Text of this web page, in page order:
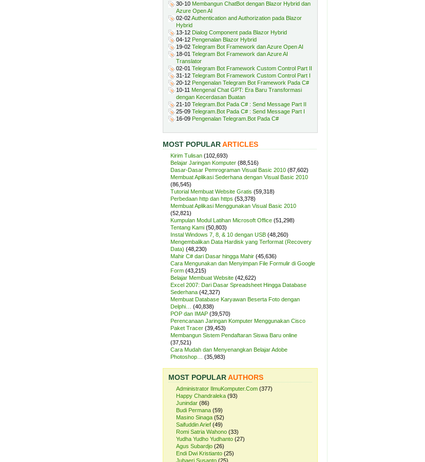
30-10 Membangun ChatBot dengan Blazor Hybrid dan
Azure Open AI
02-02Authentication and Authorization pada Blazor
Hybrid
13-12 Dialog Component pada Blazor Hybrid
04-12 Pengenalan Blazor Hybrid
19-02 Telegram Bot Framework dan Azure Open AI
18-01 Telegram Bot Framework dan Azure AI
Translator
02-01 Telegram Bot Framework Custom Control Part II
31-12 Telegram Bot Framework Custom Control Part I
20-12 Pengenalan Telegram Bot Framework Pada C#
10-11 Mengenal Chat GPT: Era Baru Transformasi
dengan Kecerdasan Buatan
21-10 Telegram.Bot Pada C# : Send Message Part II
25-09 Telegram.Bot Pada C# : Send Message Part I
16-09 Pengenalan Telegram.Bot Pada C#
MOST POPULARARTICLES
Kirim Tulisan (102,693)
Belajar Jaringan Komputer (88,516)
Dasar-Dasar Pemrograman Visual Basic 2010 (87,602)
Membuat Aplikasi Sederhana dengan Visual Basic 2010
(86,545)
Tutorial Membuat Website Gratis (59,318)
Perbedaan http dan https (53,378)
Membuat Aplikasi Menggunakan Visual Basic 2010
(52,821)
Kumpulan Modul Latihan Microsoft Office (51,298)
Tentang Kami (50,803)
Instal Windows 7, 8, & 10 dengan USB (48,260)
Mengembalikan Data Hardisk yang Terformat (Recovery
Data) (48,230)
Mahir C# dari Dasar hingga Mahir (45,636)
Cara Mengunakan dan Menyimpan File Formulir di Google
Form (43,215)
Belajar Membuat Website (42,622)
Excel 2007: Dari Dasar Spreadsheet Hingga Database
Sederhana (42,327)
Membuat Database Karyawan Beserta Foto dengan
Delphi…
(40,838)
POP dan IMAP (39,570)
Perencanaan Jaringan Komputer Menggunakan Cisco
Paket Tracer (39,453)
Membangun Sistem Pendaftaran Siswa Baru online
(37,521)
Cara Mudah dan Menyenangkan Belajar Adobe
Photoshop…
(35,983)
MOST POPULARAUTHORS
Administrator IlmuKomputer.Com (377)
Happy Chandraleka (93)
Junindar (86)
Budi Permana (59)
Masino Sinaga (52)
Saifuddin Arief (49)
Romi Satria Wahono (33)
Yudha Yudho Yudhanto (27)
Agus Subardjo (26)
Endi Dwi Kristianto (25)
Juhaeri Susanto (25)